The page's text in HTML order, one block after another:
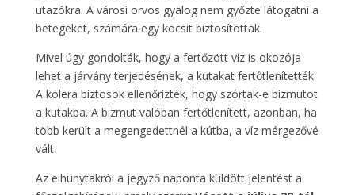
utazókra. A városi orvos gyalog nem győzte látogatni a
betegeket, számára egy kocsit biztosítottak.
Mivel úgy gondolták, hogy a fertőzött víz is okozója
lehet a járvány terjedésének, a kutakat fertőtlenítették.
A kolera biztosok ellenőrizték, hogy szórtak-e bizmutot
a kutakba. A bizmut valóban fertőtlenített, azonban, ha
több került a megengedettnél a kútba, a víz mérgezővé
vált.
Az elhunytakról a jegyző naponta küldött jelentést a